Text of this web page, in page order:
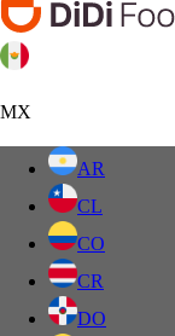
MX
AR
CL
CO
CR
DO